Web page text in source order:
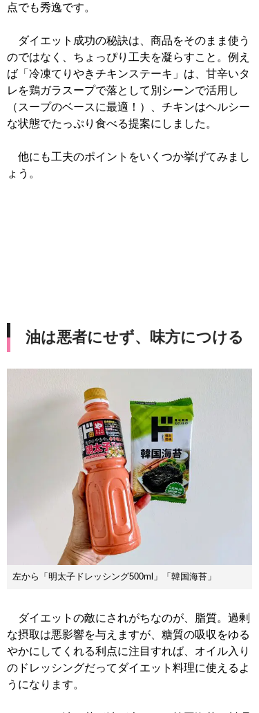
点でも秀逸です。
ダイエット成功の秘訣は、商品をそのまま使う
のではなく、ちょっぴり工夫を凝らすこと。例え
ば「冷凍てりやきチキンステーキ」は、甘辛いタ
レを鶏ガラスープで落として別シーンで活用し
（スープのベースに最適！）、チキンはヘルシー
な状態でたっぷり食べる提案にしました。
他にも工夫のポイントをいくつか挙げてみまし
ょう。
油は悪者にせず、味方につける
左から「明太子ドレッシング500ml」「韓国海苔」
ダイエットの敵にされがちなのが、脂質。過剰
な摂取は悪影響を与えますが、糖質の吸収をゆる
やかにしてくれる利点に注目すれば、オイル入り
のドレッシングだってダイエット料理に使えるよ
うになります。